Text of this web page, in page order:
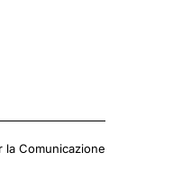
Comunicazione